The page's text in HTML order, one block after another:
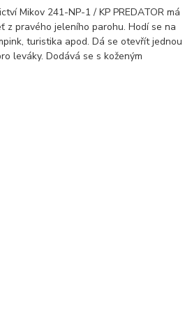
Mikov 241-NP-1 / KP PREDATOR má
z pravého jeleního parohu. Hodí se na
turistika apod. Dá se otevřít jednou
leváky. Dodává se s koženým